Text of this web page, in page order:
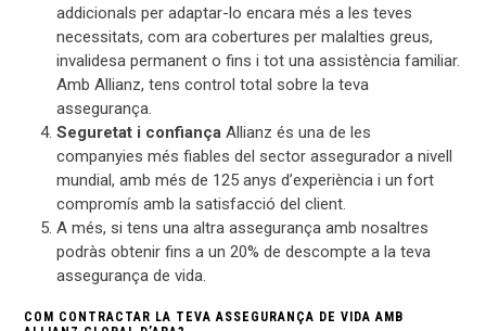
addicionals per adaptar-lo encara més a les teves
necessitats, com ara cobertures per malalties greus,
invalidesa permanent o fins i tot una assistència familiar.
Amb Allianz, tens control total sobre la teva
assegurança.
Seguretat i confiança Allianz és una de les
companyies més fiables del sector assegurador a nivell
mundial, amb més de 125 anys d’experiència i un fort
compromís amb la satisfacció del client.
A més, si tens una altra assegurança amb nosaltres
podràs obtenir fins a un 20% de descompte a la teva
assegurança de vida.
COM CONTRACTAR LA TEVA ASSEGURANÇA DE VIDA AMB